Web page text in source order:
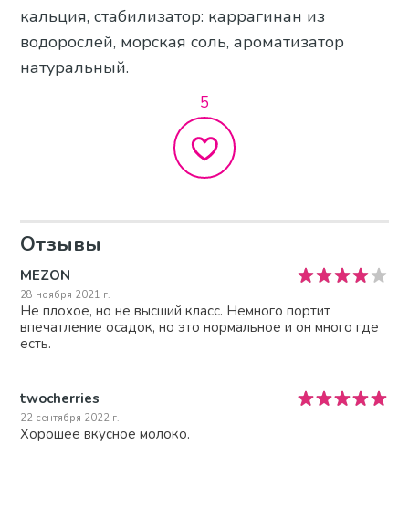
кальция, стабилизатор: каррагинан из
водорослей, морская соль, ароматизатор
натуральный.
5
Отзывы
MEZON
28 ноября 2021 г.
Не плохое, но не высший класс. Немного портит
впечатление осадок, но это нормальное и он много где
есть.
twocherries
22 сентября 2022 г.
Хорошее вкусное молоко.